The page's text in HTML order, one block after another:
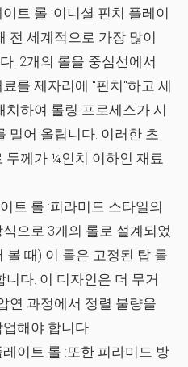
트 롤 :이니셜 핀치 플레이
전 세계적으로 가장 많이
. 2개의 롤을 중심선에서
를 제자리에 "핀치"하고 세
하여 롤링 프로세스가 시
밀어 올립니다. 이러한 초
두께가 ¼인치 이하인 재료
트 롤 :피라미드 스타일의
으로 3개의 롤로 설계되었
때) 이 롤은 고정된 탑 롤
다. 이 디자인은 더 무거
연 과정에서 정렬 불량을
해야 합니다.
이트 롤 :또한 피라미드 방